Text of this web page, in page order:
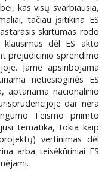
kas visų svarbiausia,
tačiau įsitikina ES
skirtumas rodo
dėl ES akto
prejudicinio sprendimo
Jame apsiribojama
netiesioginės ES
nacionalinio
dar nėra
Teismo priimto
tematika, tokia kaip
vertinimas dėl
arba teisėkūriniai ES